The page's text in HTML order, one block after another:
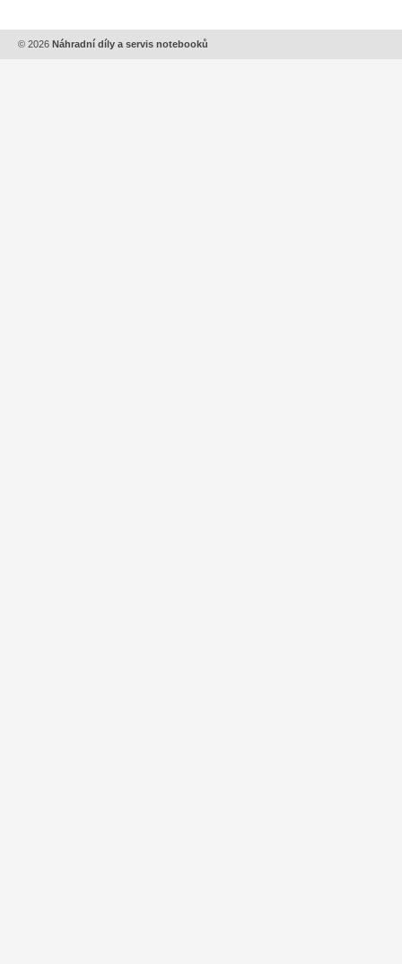
© 2026 Náhradní díly a servis notebooků